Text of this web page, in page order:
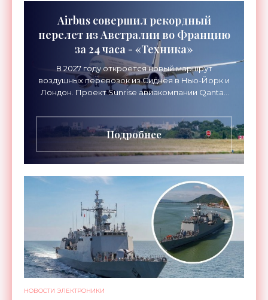
Airbus совершил рекордный
перелет из Австралии во Францию
за 24 часа - «Техника»
В 2027 году откроется новый маршрут
воздушных перевозок из Сиднея в Нью-Йорк и
Лондон. Проект Sunrise авиакомпании Qantas
длительностью до 24
Подробнее
НОВОСТИ ЭЛЕКТРОНИКИ